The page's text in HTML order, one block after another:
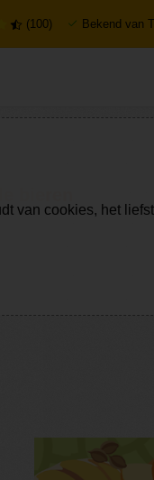
(100) Bekend van
van cookies, het